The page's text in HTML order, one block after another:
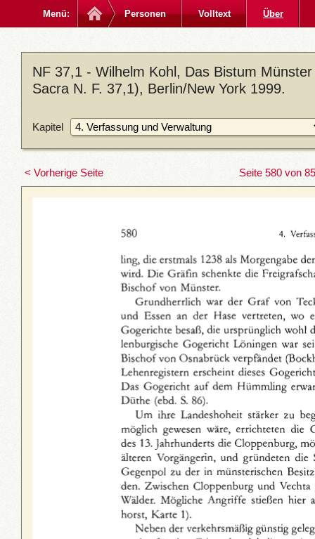
Menü: Personen Volltext Über
NF 37,1 - Wilhelm Kohl, Das Bistum
Sacra N. F. 37,1), Berlin/New York 1999.
Kapitel
< Vorherige Seite Seite 580 von